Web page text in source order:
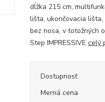
dĺžka 215 cm,
lišta, ukončovacia
bez nosa, v totožných
Step IMPRESSIVE celý
Dostupnosť
Merná cena